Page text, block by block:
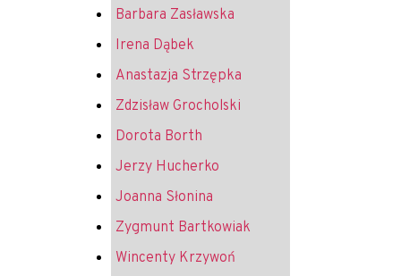
Barbara Zasławska
Irena Dąbek
Anastazja Strzępka
Zdzisław Grocholski
Dorota Borth
Jerzy Hucherko
Joanna Słonina
Zygmunt Bartkowiak
Wincenty Krzywoń